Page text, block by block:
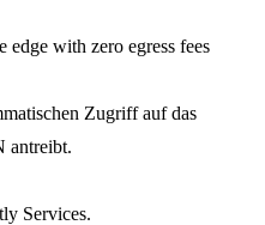
edge with zero egress fees
Zugriff auf das
antreibt.
Services.